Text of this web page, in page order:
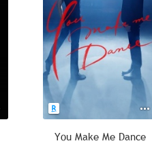
You Make Me Dance